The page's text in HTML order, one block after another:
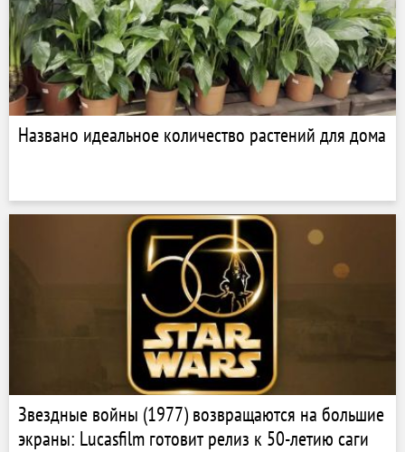
Названо идеальное количество растений для дома
Звездные войны (1977) возвращаются на большие
экраны: Lucasfilm готовит релиз к 50-летию саги